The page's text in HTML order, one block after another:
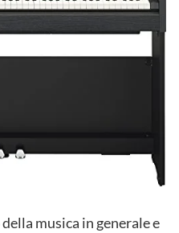
musica in generale e